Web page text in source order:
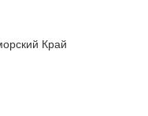
Край